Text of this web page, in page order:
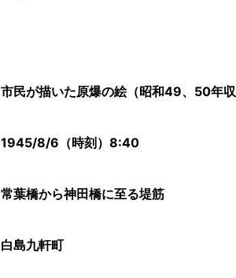
市民が描いた原爆の絵（昭和49、50年
1945/8/6（時刻）8:40
常葉橋から神田橋に至る堤筋
白島九軒町